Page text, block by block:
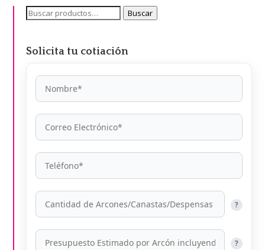
Buscar
Buscar
Solicita tu cotiación
?
?